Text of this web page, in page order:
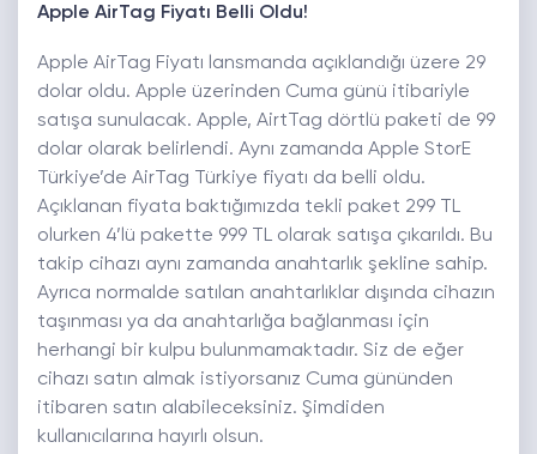
Apple AirTag Fiyatı Belli Oldu!
Apple AirTag Fiyatı lansmanda açıklandığı üzere 29
dolar oldu. Apple üzerinden Cuma günü itibariyle
satışa sunulacak. Apple, AirtTag dörtlü paketi de 99
dolar olarak belirlendi. Aynı zamanda Apple StorE
Türkiye’de AirTag Türkiye fiyatı da belli oldu.
Açıklanan fiyata baktığımızda tekli paket 299 TL
olurken 4’lü pakette 999 TL olarak satışa çıkarıldı. Bu
takip cihazı aynı zamanda anahtarlık şekline sahip.
Ayrıca normalde satılan anahtarlıklar dışında cihazın
taşınması ya da anahtarlığa bağlanması için
herhangi bir kulpu bulunmamaktadır. Siz de eğer
cihazı satın almak istiyorsanız Cuma gününden
itibaren satın alabileceksiniz. Şimdiden
kullanıcılarına hayırlı olsun.